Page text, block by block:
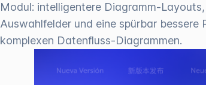
Modul: intelligentere Diagramm-
Auswahlfelder und eine spürbar bessere
komplexen Datenfluss-Diagrammen.